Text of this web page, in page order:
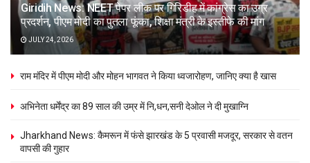
Giridih News: NEET पेपर लीक पर गिरिडीह में कांग्रेस का उग्र
प्रदर्शन, पीएम मोदी का पुतला फूंका, शिक्षा मंत्री के इस्तीफे की मांग
JULY 24, 2026
राम मंदिर में पीएम मोदी और मोहन भागवत ने किया ध्वजारोहण, जानिए क्या है खास
अभिनेता धर्मेंद्र का 89 साल की उम्र में नि,धन,सनी देओल ने दी मुखाग्नि
Jharkhand News: कैमरून में फंसे झारखंड के 5 प्रवासी मजदूर, सरकार से वतन
वापसी की गुहार